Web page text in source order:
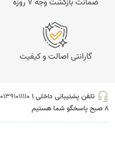
گارانتی اصالت و کیفیت
headset_mic تلفن پشتیبانی داخلی 1 01391011110 - 09034646082
8 صبح پاسخگو شما هستیم